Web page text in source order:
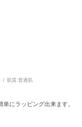
肌質:普通肌
にラッピング出来ます。